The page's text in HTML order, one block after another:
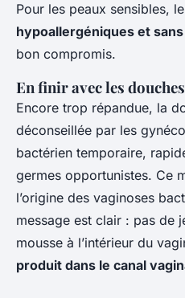
Pour les peaux sensibles,
hypoallergéniques et
bon compromis.
En finir avec les
Encore trop répandue, la
déconseillée par les
bactérien temporaire,
germes opportunistes. Ce
l’origine des vaginoses
message est clair : pas de
mousse à l’intérieur du
produit dans le canal